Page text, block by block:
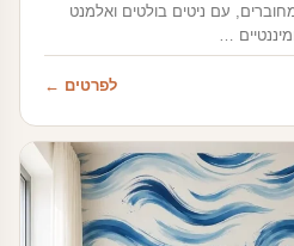
עם ניטים בולטים ואלמנט
…
לפרטים ←